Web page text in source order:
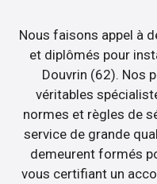
Nous faisons appel à
et diplômés pour
Douvrin (62). Nos
véritables
normes et règles de
service de grande
demeurent formés
vous certifiant un